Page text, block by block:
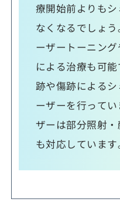
療開始前よりも
なくなるでしょ
ーザートーニン
による治療も可
跡や傷跡による
ーザーを行って
ザーは部分照射
も対応しています